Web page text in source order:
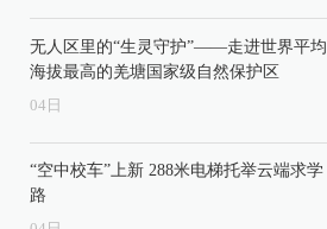
无人区里的“生灵守护”——走进世界平均
海拔最高的羌塘国家级自然保护区
04 日
“空中校车”上新 288米电梯托举云端求学
路